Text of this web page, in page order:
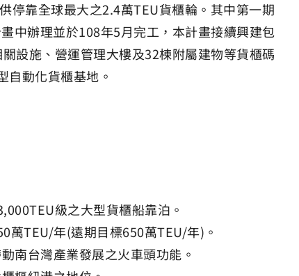
停靠全球最大之2.4萬TEU貨櫃輪。其中第一期
中辦理並於108年5月完工，本計畫接續興建包
設施、營運管理大樓及32棟附屬建物等貨櫃碼
自動化貨櫃基地。
級之大型貨櫃船靠泊。
萬TEU/年(遠期目標650萬TEU/年)。
南台灣產業發展之火車頭功能。